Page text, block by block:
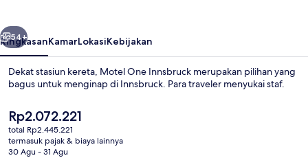
Berikutnya
54+
RingkasanKamarLokasiKebijakan
Dekat stasiun kereta, Motel One Innsbruck merupakan pilihan yang
bagus untuk menginap di Innsbruck. Para traveler menyukai staf.
Harga
saat
ini
Rp2.072.221
Rp2.072.221
total Rp2.445.221
termasuk pajak & biaya lainnya
30 Agu - 31 Agu